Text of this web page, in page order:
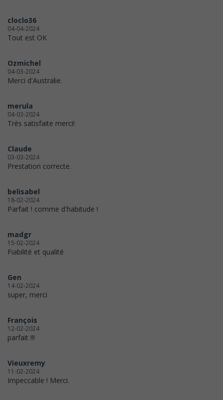
cloclo36
04-04-2024
Tout est OK
Ozmichel
04-03-2024
Merci d'Australie.
merula
04-03-2024
Très satisfaite merci!
Claude
03-03-2024
Prestation correcte.
belisabel
18-02-2024
Parfait ! comme d'habitude !
madgr
15-02-2024
Fiabilité et qualité
Gen
14-02-2024
super, merci
François
12-02-2024
parfait !!!
Vieuxremy
11-02-2024
Impeccable ! Merci.